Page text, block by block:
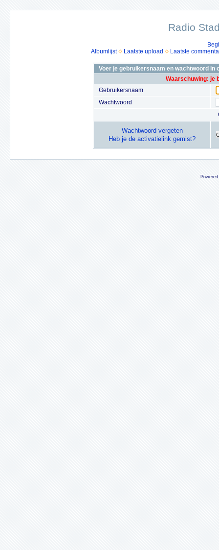
Radio
Albumlijst
Laatste upload Laatste
Voer je gebruikersnaam en wachtwoord in
Waarschuwing: je
Gebruikersnaam
Wachtwoord
Wachtwoord vergeten
Heb je de activatielink gemist?